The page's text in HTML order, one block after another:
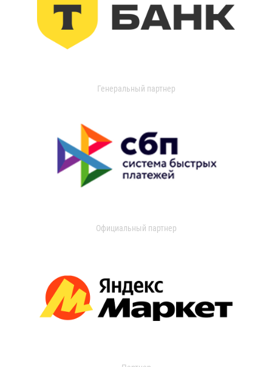
Генеральный партнер
Официальный партнер